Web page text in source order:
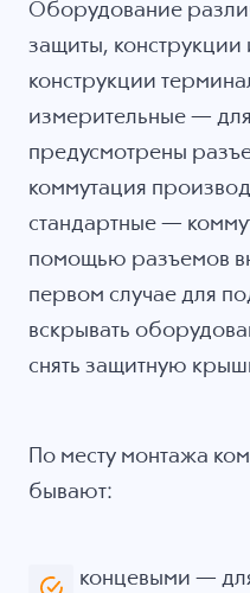
Оборудование
защиты, конструкции
конструкции
измерительные —
предусмотрены
коммутация
стандартные —
помощью разъемов
первом случае для
вскрывать
снять защитную
По месту монтажа
бывают:
концевыми —